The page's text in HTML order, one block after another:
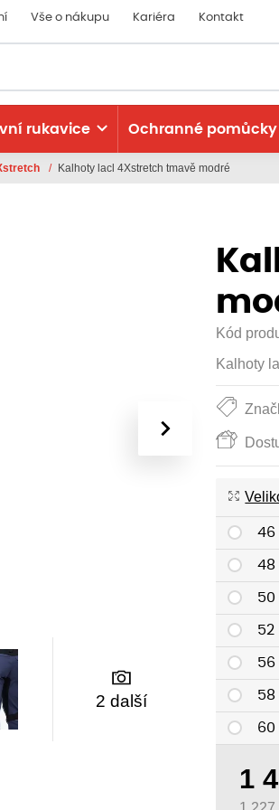
Vše o nákupu Kariéra Kontakt
rukavice Ochranné pomůcky
/ Kalhoty lacl 4Xstretch tmavě modré
›
2 další
Kód
Kalhoty
46
48
50
52
56
58
60
64
1